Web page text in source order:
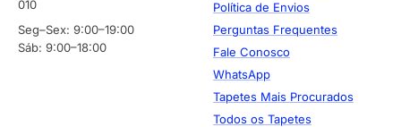
010
Seg–Sex: 9:00–19:00
Sáb: 9:00–18:00
Política de Envios
Perguntas Frequentes
Fale Conosco
WhatsApp
Tapetes Mais Procurados
Todos os Tapetes